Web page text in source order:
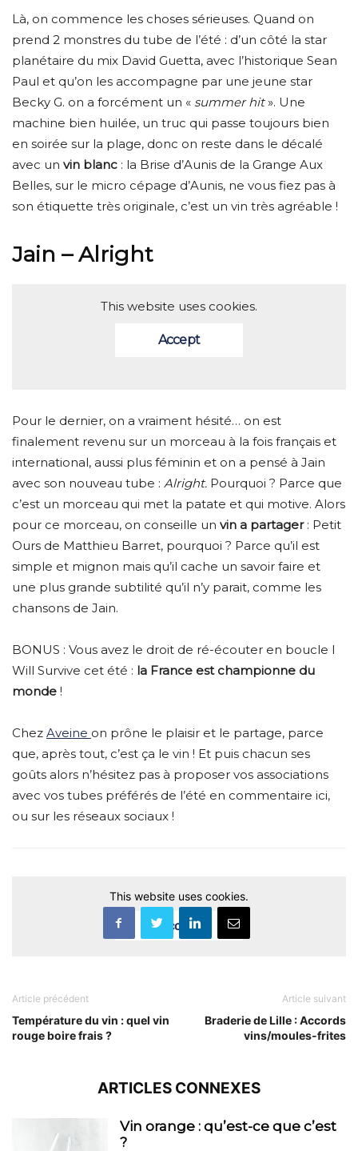
Là, on commence les choses sérieuses. Quand on
prend 2 monstres du tube de l’été : d’un côté la star
planétaire du mix David Guetta, avec l’historique Sean
Paul et qu’on les accompagne par une jeune star
Becky G. on a forcément un « summer hit». Une
machine bien huilée, un truc qui passe toujours bien
en soirée sur la plage, donc on reste dans le décalé
avec un vin blanc : la Brise d’Aunis de la Grange Aux
Belles, sur le micro cépage d’Aunis, ne vous fiez pas à
son étiquette très originale, c’est un vin très agréable !
Jain – Alright
This website uses cookies.
Accept
Pour le dernier, on a vraiment hésité… on est
finalement revenu sur un morceau à la fois français et
international, aussi plus féminin et on a pensé à Jain
avec son nouveau tube : Alright. Pourquoi ? Parce que
c’est un morceau qui met la patate et qui motive. Alors
pour ce morceau, on conseille un vin a partager: Petit
Ours de Matthieu Barret, pourquoi ? Parce qu’il est
simple et mignon mais qu’il cache un savoir faire et
une plus grande subtilité qu’il n’y parait, comme les
chansons de Jain.
BONUS : Vous avez le droit de ré-écouter en boucle I
Will Survive cet été : la France est championne du
monde !
Chez Aveine on prône le plaisir et le partage, parce
que, après tout, c’est ça le vin ! Et puis chacun ses
goûts alors n’hésitez pas à proposer vos associations
avec vos tubes préférés de l’été en commentaire ici,
ou sur les réseaux sociaux !
This website uses cookies.
Accept
Article précédent
Température du vin : quel vin
rouge boire frais ?
Article suivant
Braderie de Lille : Accords
vins/moules-frites
ARTICLES CONNEXES
Vin orange : qu’est-ce que c’est
?